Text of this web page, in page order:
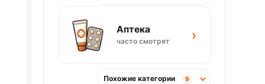
Аптека
часто смотрят ›
Похожие категории 9